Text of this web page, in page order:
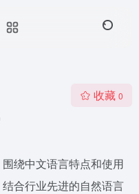
收藏 0
绕中文语言特点和使用
合行业先进的自然语言